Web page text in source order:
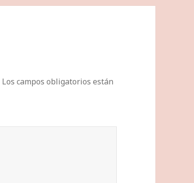
Los campos obligatorios están